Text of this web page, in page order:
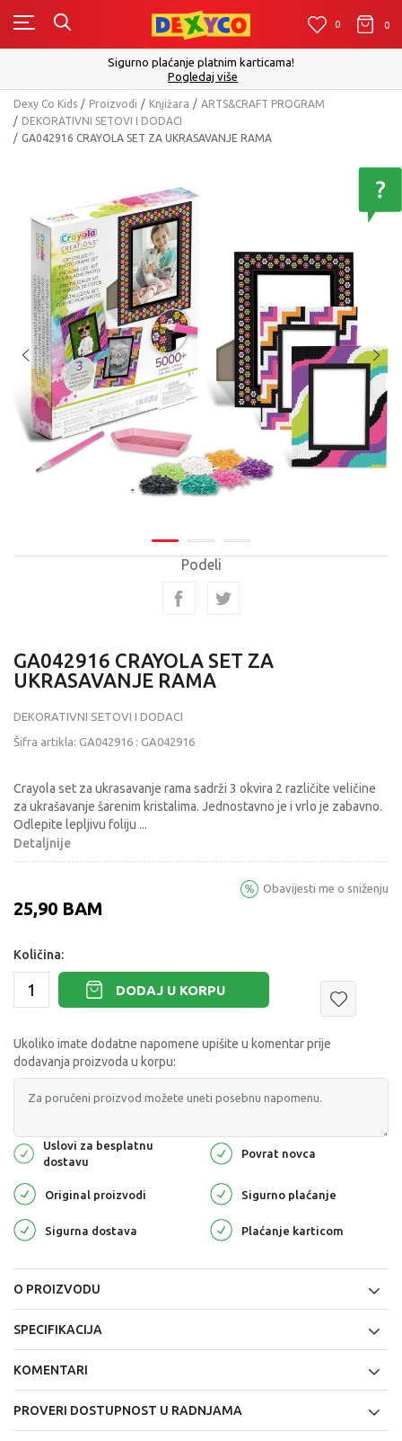
0 0
Sigurno plaćanje platnim karticama!
Pogledaj više
Dexy Co Kids Proizvodi Knjižara
ARTS&CRAFT PROGRAM
DEKORATIVNI SETOVI I DODACI
GA042916 CRAYOLA SET ZA UKRASAVANJE RAMA
Podeli
GA042916 CRAYOLA SET ZA
UKRASAVANJE RAMA
DEKORATIVNI SETOVI I DODACI
Šifra artikla: GA042916 : GA042916
Crayola set za ukrasavanje rama sadrži 3 okvira 2 različite veličine
za ukrašavanje šarenim kristalima. Jednostavno je i vrlo je zabavno.
Odlepite lepljivu foliju ...
Detaljnije
25,90 BAM
Obavijesti me o sniženju
Količina:
DODAJ U KORPU
Ukoliko imate dodatne napomene upišite u komentar prije
dodavanja proizvoda u korpu:
Uslovi za besplatnu
dostavu
Povrat novca
Original proizvodi Sigurno plaćanje
Sigurna dostava Plaćanje karticom
O PROIZVODU
SPECIFIKACIJA
KOMENTARI
PROVERI DOSTUPNOST U RADNJAMA